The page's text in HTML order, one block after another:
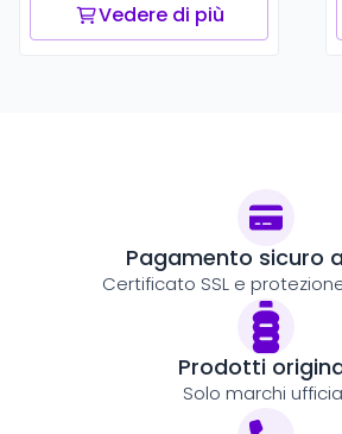
Vedere di più
Pagamento sicuro
Certificato SSL e
Prodotti
Solo marchi